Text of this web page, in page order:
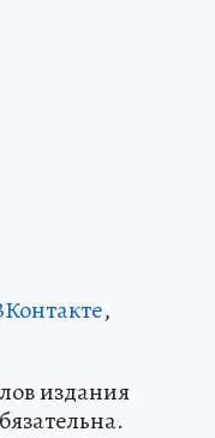
,
издания